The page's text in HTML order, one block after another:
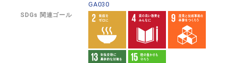
GA030
SDGs 関連ゴール